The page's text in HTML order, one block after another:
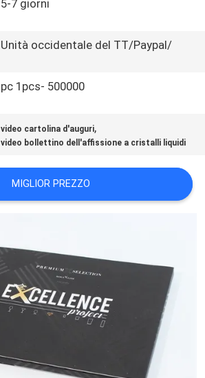
5-7 giorni
Unità occidentale del TT/Paypal/
pc 1pcs- 500000
video cartolina d'auguri,
video bollettino dell'affissione a cristalli liquidi
MIGLIOR PREZZO